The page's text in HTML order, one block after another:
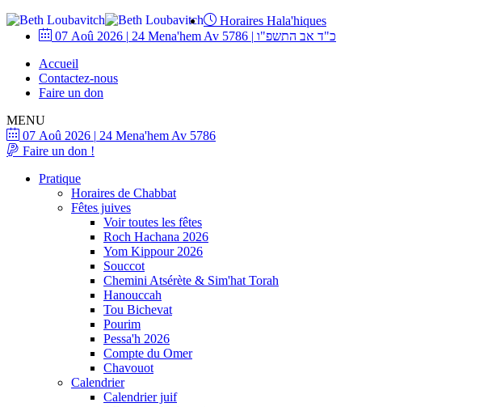
Horaires Hala'hiques
07 Aoû 2026 | 24 Mena'hem Av 5786 | כ"ד אב התשפ"ו
Accueil
Contactez-nous
Faire un don
MENU
07 Aoû 2026 | 24 Mena'hem Av 5786
Faire un don !
Pratique
Horaires de Chabbat
Fêtes juives
Voir toutes les fêtes
Roch Hachana 2026
Yom Kippour 2026
Souccot
Chemini Atsérète & Sim'hat Torah
Hanouccah
Tou Bichevat
Pourim
Pessa'h 2026
Compte du Omer
Chavouot
Calendrier
Calendrier juif